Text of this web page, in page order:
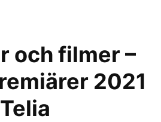
och filmer –
2021